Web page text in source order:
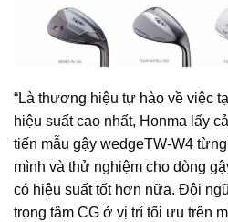
“Là thương hiệu tự hào về việc
hiệu suất cao nhất, Honma lấy
tiến mẫu gậy wedgeTW-W4
mình và thử nghiệm cho dòng
có hiệu suất tốt hơn nữa. Đội
trọng tâm CG ở vị trí tối ưu trên